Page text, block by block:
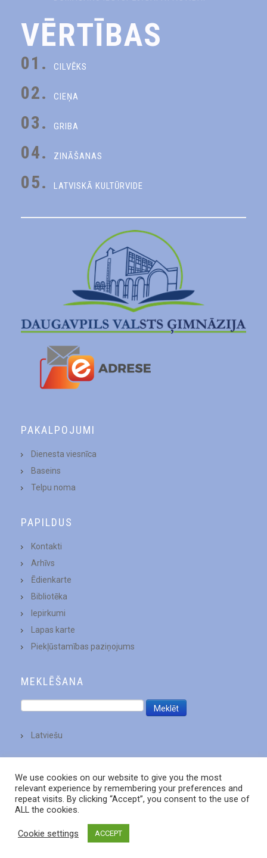
VĒRTĪBAS
01. CILVĒKS
02. CIEŅA
03. GRIBA
04. ZINĀŠANAS
05. LATVISKĀ KULTŪRVIDE
PAKALPOJUMI
Dienesta viesnīca
Baseins
Telpu noma
PAPILDUS
Kontakti
Arhīvs
Ēdienkarte
Bibliotēka
Iepirkumi
Lapas karte
Piekļūstamības paziņojums
MEKLĒŠANA
Latviešu
We use cookies on our website to give you the most
relevant experience by remembering your preferences and
repeat visits. By clicking “Accept”, you consent to the use of
ALL the cookies.
Cookie settings ACCEPT